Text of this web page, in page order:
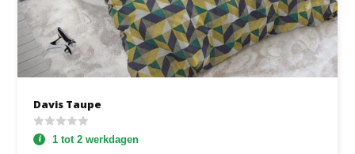
Davis Taupe
1 tot 2 werkdagen